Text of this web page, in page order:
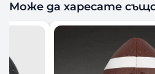
Може да харесате